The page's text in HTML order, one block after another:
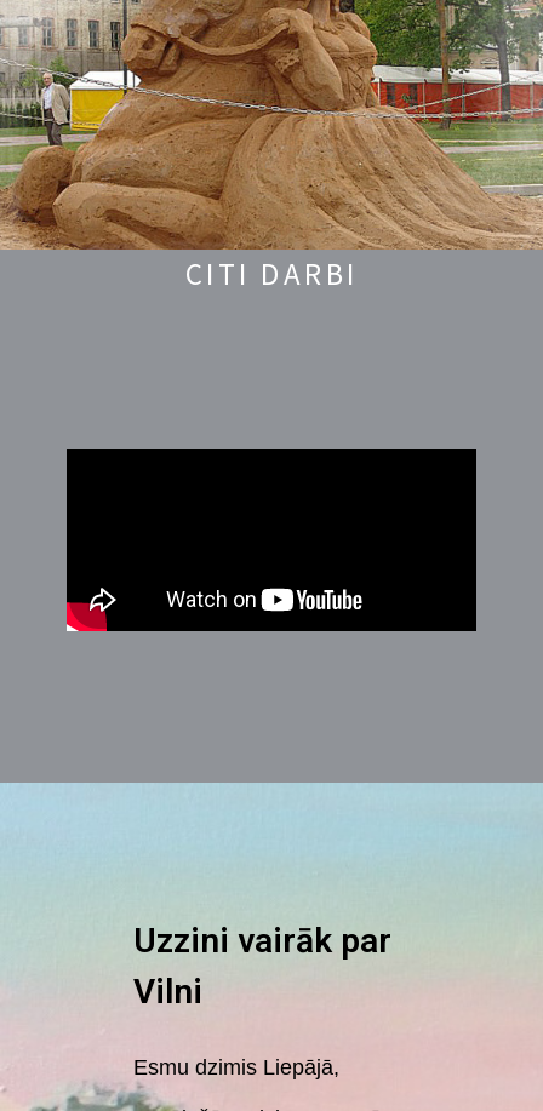
CITI DARBI
Uzzini vairāk par
Vilni
Esmu dzimis Liepājā,